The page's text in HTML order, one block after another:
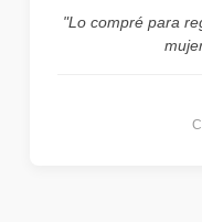
"Lo compré para